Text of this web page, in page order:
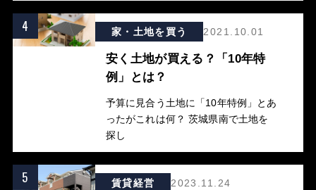
4 家・土地を買う 2021.10.01
安く土地が買える？「10年特
例」とは？
予算に見合う土地に「10年特例」とあ
ったがこれは何？ 茨城県南で土地を
探し
5 賃貸経営 2023.11.24